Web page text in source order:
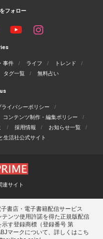
フォロー
事件 ライフ
トレンド
タグ一覧 無料占い
ライバシーポリシー
コンテンツ制作・編集ポリシー
採用情報
お知らせ一覧
生活社公式サイト
連サイト
書店・電子書籍配信サービス
ンツ使用許諾を得た正規版配信
す登録商標（登録番号 第
マークについて、詳しくはこち